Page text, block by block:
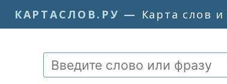
КАРТАСЛОВ.РУ — Карта слов